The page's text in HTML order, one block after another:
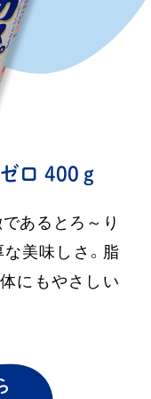
ロ 400ｇ
であるとろ～り
美味しさ。脂
にもやさしい